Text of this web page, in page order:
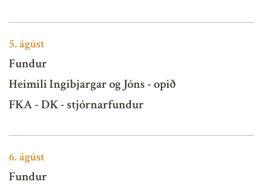
5.ágúst
Fundur
Heimili Ingibjargar og Jóns - opið
FKA - DK - stjórnarfundur
6.ágúst
Fundur